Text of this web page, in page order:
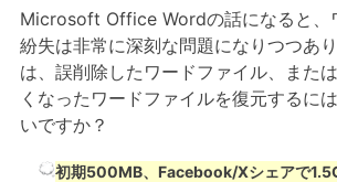
Microsoft Office Wordの話になると、
紛失は非常に深刻な問題になりつつあ
は、誤削除したワードファイル、また
くなったワードファイルを復元するに
いですか？
初期500MB、Facebook/Xシェアで